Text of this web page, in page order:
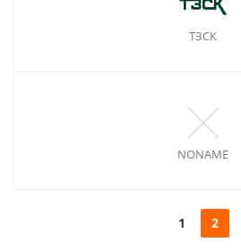
ТЗСК
NONAME
1 2